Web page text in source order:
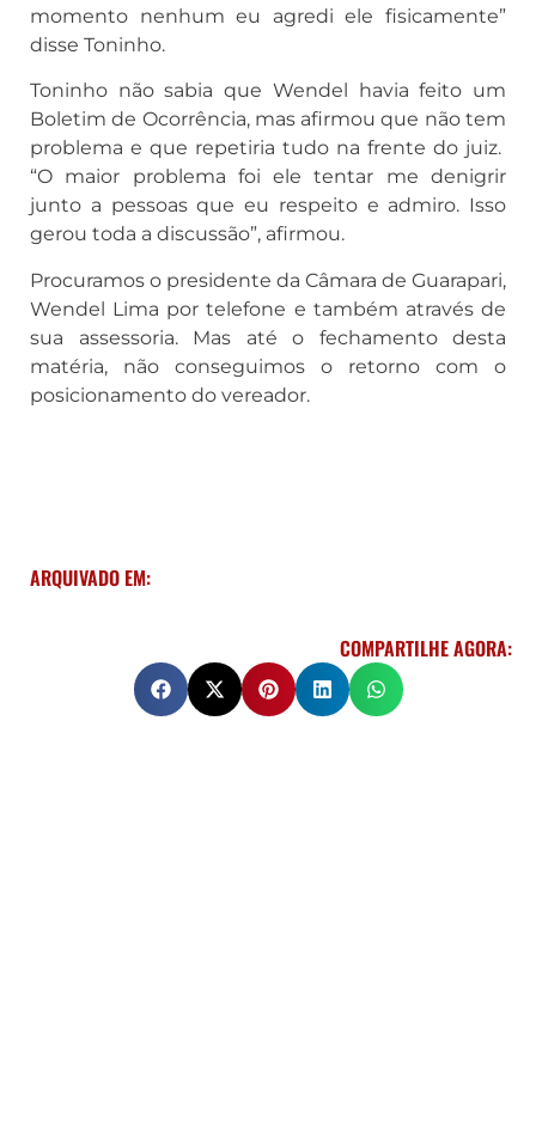
momento nenhum eu agredi ele fisicamente”
disse Toninho.
Toninho não sabia que Wendel havia feito um
Boletim de Ocorrência, mas afirmou que não tem
problema e que repetiria tudo na frente do juiz.
“O maior problema foi ele tentar me denigrir
junto a pessoas que eu respeito e admiro. Isso
gerou toda a discussão”, afirmou.
Procuramos o presidente da Câmara de Guarapari,
Wendel Lima por telefone e também através de
sua assessoria. Mas até o fechamento desta
matéria, não conseguimos o retorno com o
posicionamento do vereador.
ARQUIVADO EM:
COMPARTILHE AGORA: